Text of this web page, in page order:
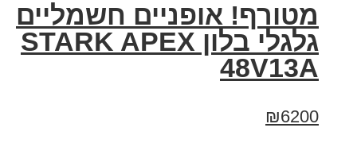
מטורף! אופניים חשמליים
גלגלי בלון STARK APEX
48V13A
₪6200